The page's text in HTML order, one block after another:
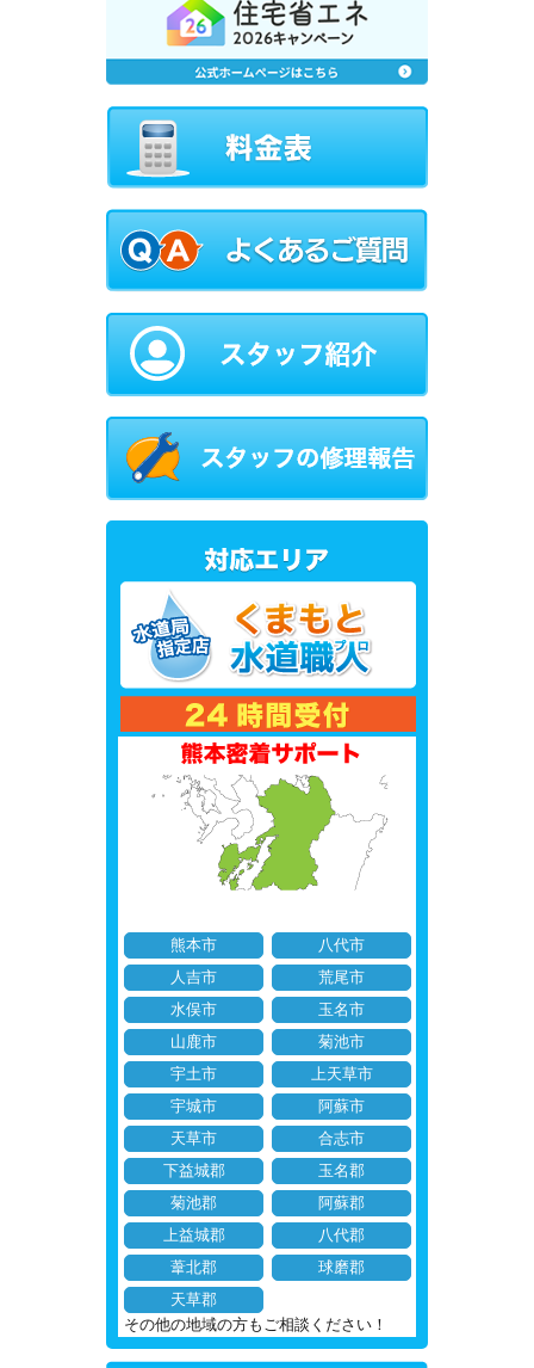
熊本市
八代市
人吉市
荒尾市
水俣市
玉名市
山鹿市
菊池市
宇土市
上天草市
宇城市
阿蘇市
天草市
合志市
下益城郡
玉名郡
菊池郡
阿蘇郡
上益城郡
八代郡
葦北郡
球磨郡
天草郡
その他の地域の方もご相談ください！